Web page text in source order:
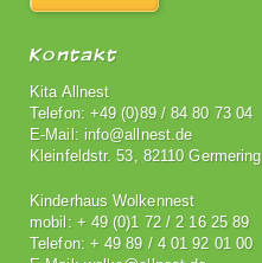
Kontakt
Kita Allnest
Telefon: +49 (0)89 / 84 80 73 04
E-Mail: info@allnest.de
Kleinfeldstr. 53, 82110 Germering
Kinderhaus Wolkennest
mobil: + 49 (0)1 72 / 2 16 25 89
Telefon: + 49 89 / 4 01 92 01 00